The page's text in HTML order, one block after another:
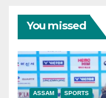
You missed
ASSAM SPORTS